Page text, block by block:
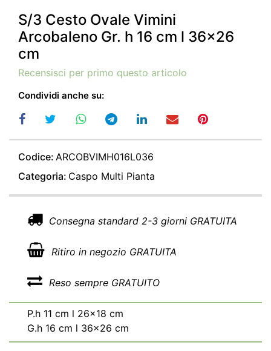
S/3 Cesto Ovale Vimini
Arcobaleno Gr. h 16 cm l 36x26
cm
Recensisci per primo questo articolo
Condividi anche su:
Codice: ARCOBVIMH016L036
Categoria: Caspo Multi Pianta
Consegna standard 2-3 giorni GRATUITA
Ritiro in negozio GRATUITA
Reso sempre GRATUITO
P.h 11 cm l 26x18 cm
G.h 16 cm l 36x26 cm